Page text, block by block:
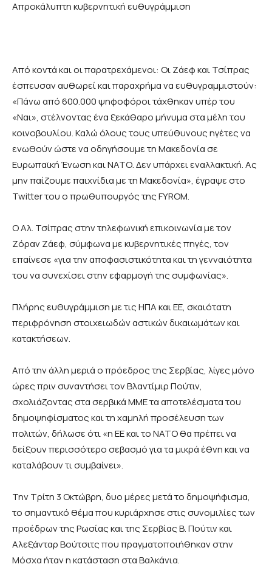
Απροκάλυπτη κυβερνητική ευθυγράμμιση
Από κοντά και οι παρατρεχάμενοι: Οι Ζάεφ και Τσίπρας
έσπευσαν αυθωρεί και παραχρήμα να ευθυγραμμιστούν:
«Πάνω από 600.000 ψηφοφόροι τάχθηκαν υπέρ του
«Ναι», στέλνοντας ένα ξεκάθαρο μήνυμα στα μέλη του
κοινοβουλίου. Καλώ όλους τους υπεύθυνους ηγέτες να
ενωθούν ώστε να οδηγήσουμε τη Μακεδονία σε
Ευρωπαϊκή Ένωση και ΝΑΤΟ. Δεν υπάρχει εναλλακτική. Ας
μην παίζουμε παιχνίδια με τη Μακεδονία», έγραψε στο
Twitterτου ο πρωθυπουργός τηςFYROM.
Ο Αλ. Τσίπρας στην τηλεφωνική επικοινωνία με τον
Ζόραν Ζάεφ, σύμφωνα με κυβερνητικές πηγές, τον
επαίνεσε «για την αποφασιστικότητα και τη γενναιότητα
του να συνεχίσει στην εφαρμογή της συμφωνίας».
Πλήρης ευθυγράμμιση με τις ΗΠΑ και ΕΕ, σκαιότατη
περιφρόνηση στοιχειωδών αστικών δικαιωμάτων και
κατακτήσεων.
Από την άλλη μεριά ο πρόεδρος της Σερβίας, λίγες μόνο
ώρες πριν συναντήσει τον Βλαντίμιρ Πούτιν,
σχολιάζοντας στα σερβικά ΜΜΕ τα αποτελέσματα του
δημοψηφίσματος και τη χαμηλή προσέλευση των
πολιτών, δήλωσε ότι «η ΕΕ και το ΝΑΤΟ θα πρέπει να
δείξουν περισσότερο σεβασμό για τα μικρά έθνη και να
καταλάβουν τι συμβαίνει».
Την Τρίτη 3 Οκτώβρη, δυο μέρες μετά το δημοψήφισμα,
το σημαντικό θέμα που κυριάρχησε στις συνομιλίες των
προέδρων της Ρωσίας και της Σερβίας Β. Πούτιν και
Αλεξάνταρ Βούτσιτς που πραγματοποιήθηκαν στην
Μόσχα ήταν η κατάσταση στα Βαλκάνια.